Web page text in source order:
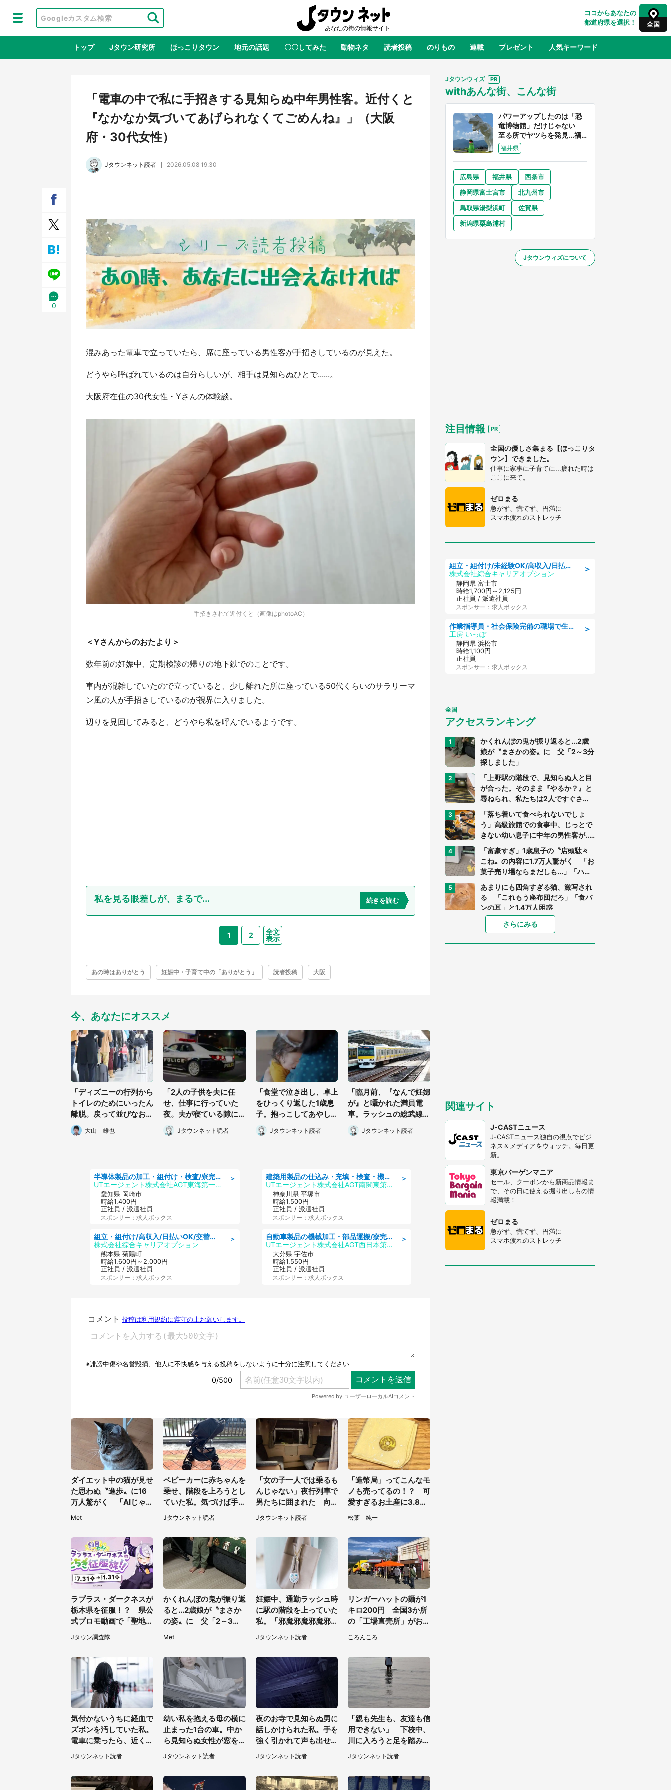
ココからあなたの
都道府県を選択！
全国
全国 全国
東北 青森 岩手 宮城 山形 福島
関東 栃木 千葉 東京 神奈川
奈良 和歌山
山口
佐賀 長崎 大分 宮崎
トップ Jタウン研究所 ほっこりタウン 地元の話題 〇〇してみた 動物ネタ 読者投稿 のりもの 連載 プレゼント 人気キーワード
地域×二次元 絶景 あの時はありがとう 物語がはじまる町へ ふるさと納税
が生産されてます【7／31～1／31】
ラボ、本邦初公開の「猫猫像」も【8
舗「鐘崎」コラボで限定グッズも【8
／1～31】
『小林さんちのメイドラゴン』と舞台
のモデル・越谷がコラボ 田んぼアー
トの見頃にあわせて企画続々【7／31
～】
もっとみる
「電車の中で私に手招きする見知らぬ中年男性客。近付くと
『なかなか気づいてあげられなくてごめんね』」（大阪
府・30代女性）
Jタウンネット読者 2026.05.08 19:30
0
混みあった電車で立っていたら、席に座っている男性客が手招きしているのが見えた。
どうやら呼ばれているのは自分らしいが、相手は見知らぬひとで......。
大阪府在住の30代女性・Yさんの体験談。
手招きされて近付くと（画像はphotoAC）
＜Yさんからのおたより＞
数年前の妊娠中、定期検診の帰りの地下鉄でのことです。
車内が混雑していたので立っていると、少し離れた所に座っている50代くらいのサラリーマ
ン風の人が手招きしているのが視界に入りました。
辺りを見回してみると、どうやら私を呼んでいるようです。
私を見る眼差しが、まるで... 続きを読む
1 2
全文
表示
あの時はありがとう 妊娠中・子育て中の「ありがとう」 読者投稿 大阪
今、あなたにオススメ
「ディズニーの行列から
トイレのためにいったん
離脱。戻って並びなおそ
うとしたら、後ろに並ん
でいた人が...」(東京
大山 雄也
「2人の子供を夫に任
せ、仕事に行っていた
夜。夫が寝ている隙に2
歳の我が子が居なくな
り...」（北海道・40代
Jタウンネット読者
「食堂で泣き出し、卓上
をひっくり返した1歳息
子。抱っこしてあやして
いたら、隣の席の女性客
が...」（神奈川県・60
Jタウンネット読者
「臨月前、『なんで妊婦
が』と囁かれた満員電
車。ラッシュの総武線で
隣に立った男性客に...」
（東京都・40代女性）
Jタウンネット読者
＞
半導体製品の加工・組付け・検査/寮完備/日勤/日払い/工場・製造
UTエージェント株式会社AGT東海第一CU
愛知県 岡崎市
時給1,400円
正社員 / 派遣社員
スポンサー：求人ボックス
＞
組立・組付け/高収入/日払いOK/交替制/20・30・40代活躍中/製造 工場
株式会社綜合キャリアオプション
熊本県 菊陽町
時給1,600円～2,000円
正社員 / 派遣社員
スポンサー：求人ボックス
＞
建築用製品の仕込み・充填・検査・機械操作/寮完備/日払い/工場・製造
UTエージェント株式会社AGT南関東第二CU
神奈川県 平塚市
時給1,500円
正社員 / 派遣社員
スポンサー：求人ボックス
＞
自動車製品の機械加工・部品運搬/寮完備/日払い/工場・製造
UTエージェント株式会社AGT西日本第二CU
大分県 宇佐市
時給1,550円
正社員 / 派遣社員
スポンサー：求人ボックス
ダイエット中の猫が見せ
た思わぬ〝進歩〟に16
万人驚がく 「AIじゃな
Met
ベビーカーに赤ちゃんを
乗せ、階段を上ろうとし
ていた私。気づけば手か
らベビーカーが消えてい
て（神奈川県・60代女
Jタウンネット読者
「女の子一人では乗るも
んじゃない」夜行列車で
男たちに囲まれた 向か
いの席に何かが投げられ
て（秋田県・60代女
Jタウンネット読者
「造幣局」ってこんなモ
ノも売ってるの！？ 可
愛すぎるお土産に3.8万
人大注目
松葉 純一
ラプラス・ダークネスが
栃木県を征服！？ 県公
式プロモ動画で「聖地」
が生産されてます【7／
31～1／31】
Jタウン調査隊
かくれんぼの鬼が振り返
ると...2歳娘が〝まさか
の姿〟に 父「2～3分
Met
妊娠中、通勤ラッシュ時
に駅の階段を上っていた
私。「邪魔邪魔邪魔邪
魔」と後ろの人に唱えら
れて（神奈川県・30代
Jタウンネット読者
リンガーハットの麺が1
キロ200円 全国3か所
の「工場直売所」がお得
て来た人も
ころんころ
気付かないうちに経血で
ズボンを汚していた私。
電車に乗ったら、近くの
女性客が小さな声で（千
葉県・10代女性）
Jタウンネット読者
幼い私を抱える母の横に
止まった1台の車。中か
ら見知らぬ女性が窓を開
けて...（東京都・40代
男性）
Jタウンネット読者
夜のお寺で見知らぬ男に
話しかけられた私。手を
強く引かれて声も出せ
ず...（東京都・40代女
性）
Jタウンネット読者
「親も先生も、友達も信
用できない」 下校中、
川に入ろうと足を踏み出
した女子高生と、彼女を
止めた予想外の存在
Jタウンネット読者
Jタウンウィズ
withあんな街、こんな街
パワーアップしたのは「恐
竜博物館」だけじゃない
至る所でヤツらを発見...福
井県はもはや「ジュラシッ
ク・ワールド」だった
福井県
広島県 福井県
西条市
静岡県富士宮市
北九州市
鳥取県湯梨浜町
佐賀県
新潟県粟島浦村
Jタウンウィズについて
注目情報
全国の優しさ集まる【ほっこりタ
ウン】できました。
仕事に家事に子育てに...疲れた時は
ここに来て。
ゼロまる
急がず、慌てず、円満に
スマホ疲れのストレッチ
＞
組立・組付け/未経験OK/高収入/日払いOK/寮費無料/交替制
株式会社綜合キャリアオプション
静岡県 富士市
時給1,700円～2,125円
正社員 / 派遣社員
スポンサー：求人ボックス
＞
作業指導員・社会保険完備の職場で生活支援員
工房 いっぽ
静岡県 浜松市
時給1,100円
正社員
スポンサー：求人ボックス
全国
アクセスランキング
かくれんぼの鬼が振り返ると...2歳
娘が〝まさかの姿〟に 父「2～3分
探しました」
「上野駅の階段で、見知らぬ人と目
が合った。そのまま『やるか？』と
尋ねられ、私たちは2人ですぐさ
ま...」（茨城県・70代男性）
「落ち着いて食べられないでしょ
う」高級旅館での食事中、じっとで
きない幼い息子に中年の男性客が...
（東京都・40代男性）
「富豪すぎ」1歳息子の〝店頭駄々
こね〟の内容に1.7万人驚がく 「お
菓子売り場ならまだしも...」「ハー
あまりにも四角すぎる猫、激写され
る 「これもう座布団だろ」「食パ
ンの耳」と1.4万人困惑
家に〝デカい蛾〟が居座り続けて3
日間...ビビり続けた住人 判明した
〝まさかの正体〟に14万人も困惑
さらにみる
関連サイト
J-CASTニュース
J-CASTニュース独自の視点でビジ
ネス＆メディアをウォッチ。毎日更
新。
東京バーゲンマニア
セール、クーポンから新商品情報ま
で、その日に使える掘り出しもの情
報満載！
ゼロまる
急がず、慌てず、円満に
スマホ疲れのストレッチ